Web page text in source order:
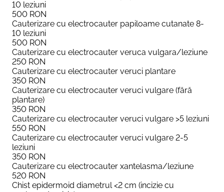
10 leziuni
500 RON
Cauterizare cu electrocauter papiloame cutanate 8-
10 leziuni
500 RON
Cauterizare cu electrocauter veruca vulgara/leziune
250 RON
Cauterizare cu electrocauter veruci plantare
350 RON
Cauterizare cu electrocauter veruci vulgare (fără
plantare)
350 RON
Cauterizare cu electrocauter veruci vulgare >5 leziuni
550 RON
Cauterizare cu electrocauter veruci vulgare 2-5
leziuni
350 RON
Cauterizare cu electrocauter xantelasma/leziune
520 RON
Chist epidermoid diametrul <2 cm (incizie cu